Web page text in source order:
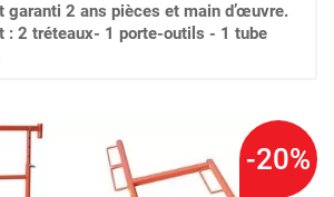
garanti 2 ans pièces et main d’œuvre.
: 2 tréteaux- 1 porte-outils - 1 tube
-20%